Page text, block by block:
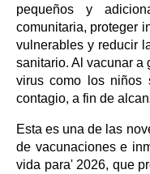
pequeños y
comunitaria, proteger
vulnerables y reducir
sanitario. Al vacunar a
virus como los niños
contagio, a fin de
Esta es una de las
de vacunaciones e
vida para' 2026, que